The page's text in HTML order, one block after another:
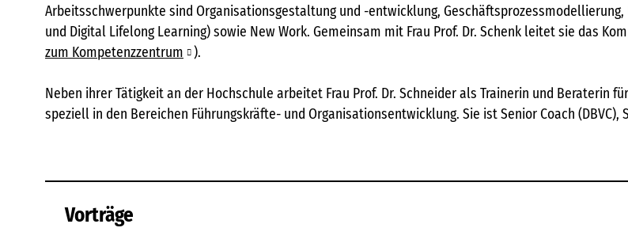
Arbeitsschwerpunkte sind Organisationsgestaltung und -entwicklung,
und Digital Lifelong Learning) sowie New Work. Gemeinsam mit Frau Prof. Dr. Schenk leitet sie das
zum Kompetenzzentrum
).
Neben ihrer Tätigkeit an der Hochschule arbeitet Frau Prof. Dr. Schneider als Trainerin und Beraterin
speziell in den Bereichen Führungskräfte- und Organisationsentwicklung. Sie ist Senior Coach (DBVC),
Vorträge